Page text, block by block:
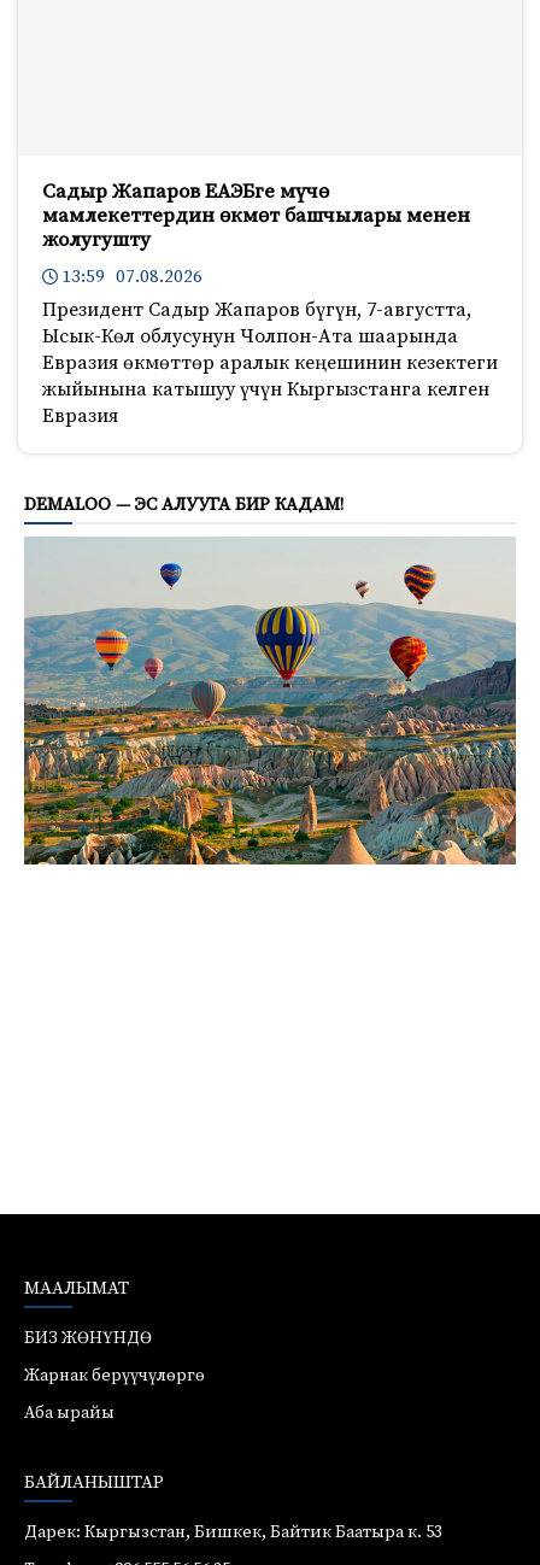
Садыр Жапаров ЕАЭБге мүчө
мамлекеттердин өкмөт башчылары менен
жолугушту
13:59 07.08.2026
Президент Садыр Жапаров бүгүн, 7-августта,
Ысык-Көл облусунун Чолпон-Ата шаарында
Евразия өкмөттөр аралык кеңешинин кезектеги
жыйынына катышуу үчүн Кыргызстанга келген
Евразия
DEMALOO — ЭС АЛУУГА БИР КАДАМ!
МААЛЫМАТ
БИЗ ЖӨНҮНДӨ
Жарнак берүүчүлөргө
Аба ырайы
БАЙЛАНЫШТАР
Дарек: Кыргызстан, Бишкек, Байтик Баатыра к. 53